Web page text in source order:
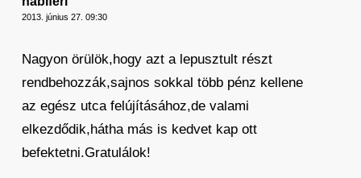
2013. június 27. 09:30
Nagyon örülök,hogy azt a lepusztult részt
rendbehozzák,sajnos sokkal több pénz kellene
az egész utca felújításához,de valami
elkezdődik,hátha más is kedvet kap ott
befektetni.Gratulálok!